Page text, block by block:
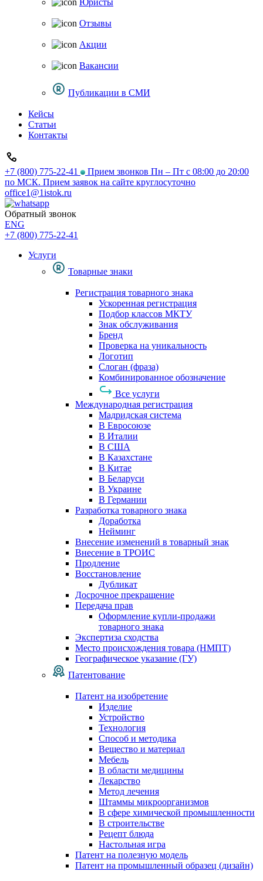
Юристы
Отзывы
Акции
Вакансии
Публикации в СМИ
Кейсы
Статьи
Контакты
+7 (800) 775-22-41
Прием звонков Пн – Пт с 08:00 до 20:00
по МСК. Прием заявок на сайте круглосуточно
office1@1istok.ru
Обратный звонок
ENG
+7 (800) 775-22-41
Услуги
Товарные знаки
Регистрация товарного знака
Ускоренная регистрация
Подбор классов МКТУ
Знак обслуживания
Бренд
Проверка на уникальность
Логотип
Слоган (фраза)
Комбинированное обозначение
Все услуги
Международная регистрация
Мадридская система
В Евросоюзе
В Италии
В США
В Казахстане
В Китае
В Беларуси
В Украине
В Германии
Разработка товарного знака
Доработка
Нейминг
Внесение изменений в товарный знак
Внесение в ТРОИС
Продление
Восстановление
Дубликат
Досрочное прекращение
Передача прав
Оформление купли-продажи
товарного знака
Экспертиза сходства
Место происхождения товара (НМПТ)
Географическое указание (ГУ)
Патентование
Патент на изобретение
Изделие
Устройство
Технология
Способ и методика
Вещество и материал
Мебель
В области медицины
Лекарство
Метод лечения
Штаммы микроорганизмов
В сфере химической промышленности
В строительстве
Рецепт блюда
Настольная игра
Патент на полезную модель
Патент на промышленный образец (дизайн)